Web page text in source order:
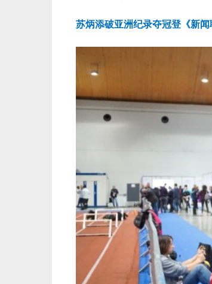
苏炳添破亚洲纪录夺冠登《新闻